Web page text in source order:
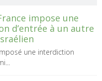
impose une
d’entrée à un autre
une interdiction